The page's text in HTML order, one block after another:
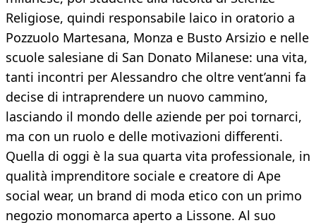
Religiose, quindi responsabile laico in oratorio a
Pozzuolo Martesana, Monza e Busto Arsizio e nelle
scuole salesiane di San Donato Milanese: una vita,
tanti incontri per Alessandro che oltre vent’anni fa
decise di intraprendere un nuovo cammino,
lasciando il mondo delle aziende per poi tornarci,
ma con un ruolo e delle motivazioni differenti.
Quella di oggi è la sua quarta vita professionale, in
qualità imprenditore sociale e creatore di Ape
social wear, un brand di moda etico con un primo
negozio monomarca aperto a Lissone. Al suo